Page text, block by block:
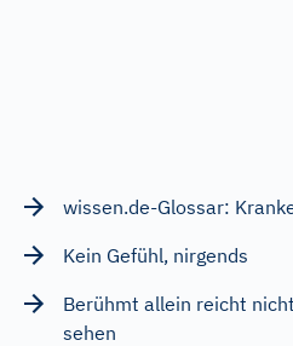
wissen.de-Glossar:
Kein Gefühl, nirgends
Berühmt allein reicht
sehen